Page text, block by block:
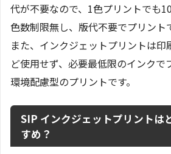
代が不要なので、1色プリントでも
色数制限無し、版代不要でプリント
また、インクジェットプリントは印
ど使用せず、必要最低限のインクで
環境配慮型のプリントです。
SIP インクジェットプリントは
すめ？